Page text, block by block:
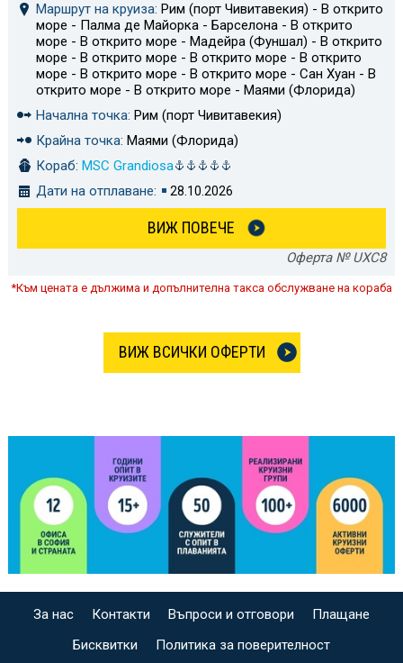
Маршрут на круиза: Рим (порт Чивитавекия) - В открито
море - Палма де Майорка - Барселона - В открито
море - В открито море - Мадейра (Фуншал) - В открито
море - В открито море - В открито море - В открито
море - В открито море - В открито море - Сан Хуан - В
открито море - В открито море - Маями (Флорида)
Начална точка: Рим (порт Чивитавекия)
Крайна точка: Маями (Флорида)
Кораб: MSC Grandiosa
Дати на отплаване:
28.10.2026
ВИЖ ПОВЕЧЕ
Оферта № UXC8
*Към цената е дължима и допълнителна такса обслужване на кораба
ВИЖ ВСИЧКИ ОФЕРТИ
За нас Контакти Въпроси и отговори
Плащане
Бисквитки
Политика за поверителност